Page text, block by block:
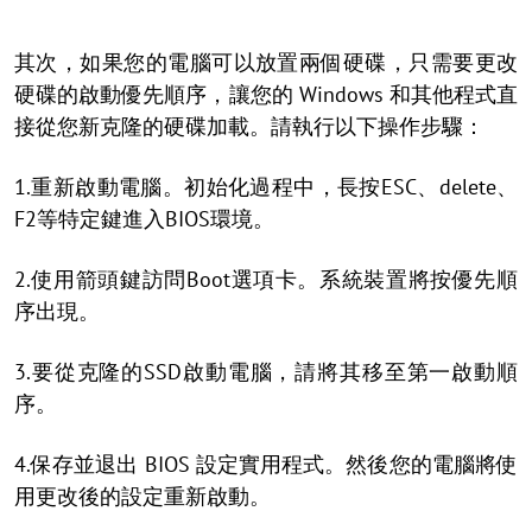
其次，如果您的電腦可以放置兩個硬碟，只需要更改
硬碟的啟動優先順序，讓您的 Windows 和其他程式直
接從您新克隆的硬碟加載。請執行以下操作步驟：
1.重新啟動電腦。初始化過程中，長按ESC、delete、
F2等特定鍵進入BIOS環境。
2.使用箭頭鍵訪問Boot選項卡。系統裝置將按優先順
序出現。
3.要從克隆的SSD啟動電腦，請將其移至第一啟動順
序。
4.保存並退出 BIOS 設定實用程式。然後您的電腦將使
用更改後的設定重新啟動。